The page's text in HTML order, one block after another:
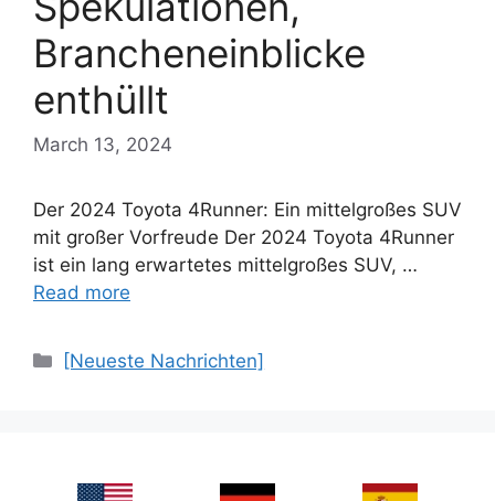
Brancheneinblicke
enthüllt
March 13, 2024
Der 2024 Toyota 4Runner: Ein mittelgroßes SUV
mit großer Vorfreude Der 2024 Toyota 4Runner
ist ein lang erwartetes mittelgroßes SUV, …
Read more
Categories
[Neueste Nachrichten]